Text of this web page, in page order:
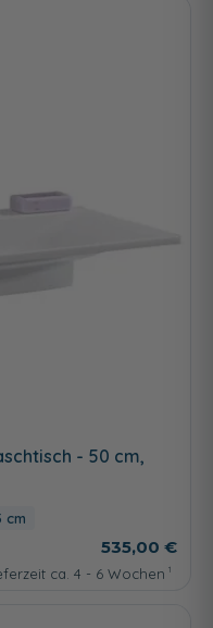
- 50 cm,
cm
535,00 €
ca. 4 - 6 Wochen